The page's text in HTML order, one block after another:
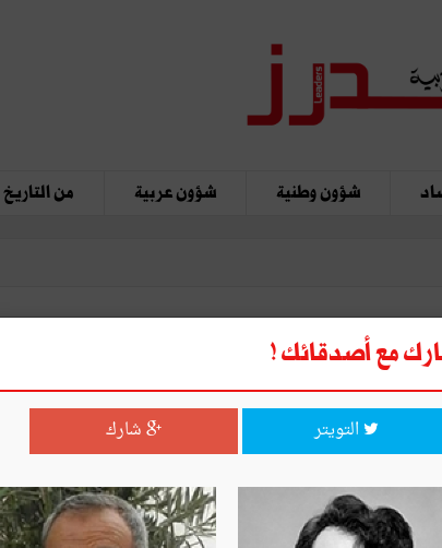
شؤون وطنية شؤون عربية من التاريخ
مع أصدقائك !
التويتر شارك